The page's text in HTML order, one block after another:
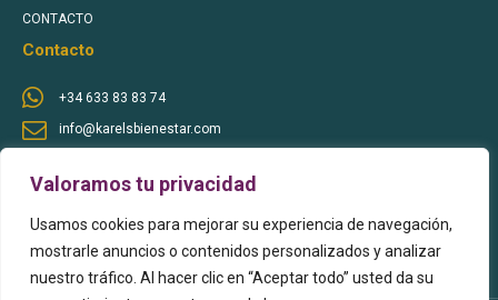
Valoramos tu privacidad
Usamos cookies para mejorar su experiencia de navegación,
mostrarle anuncios o contenidos personalizados y analizar
nuestro tráfico. Al hacer clic en “Aceptar todo” usted da su
CONTACTO
Contacto
+34 633 83 83 74
info@karelsbienestar.com
Sígueme en Redes Sociales